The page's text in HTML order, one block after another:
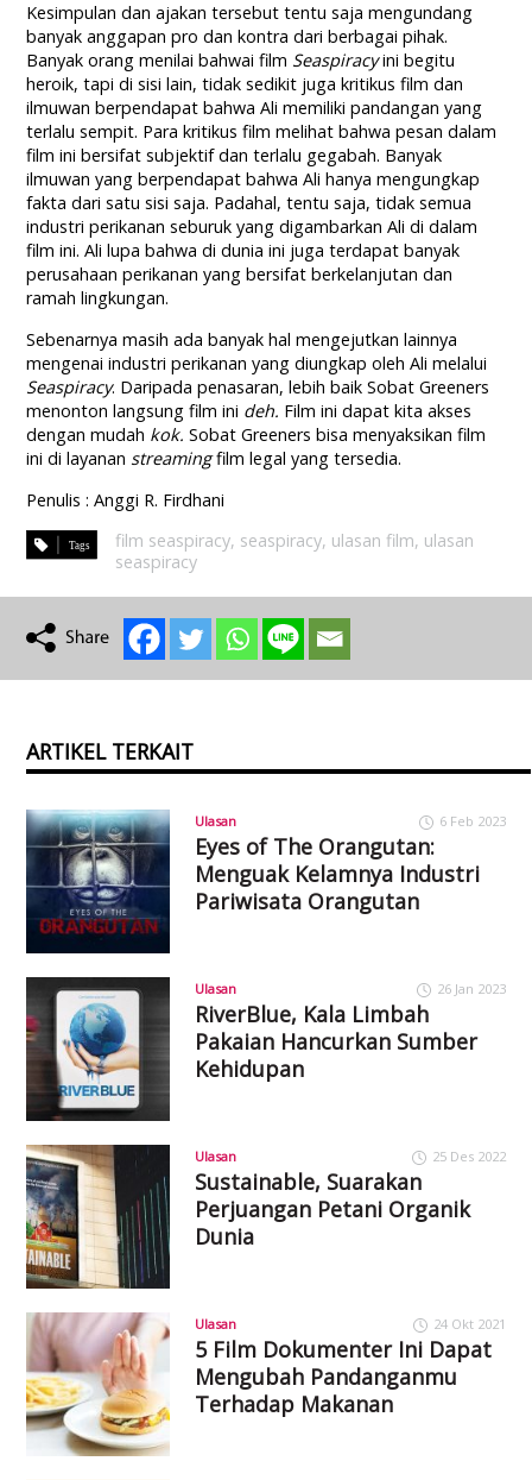
Kesimpulan dan ajakan tersebut tentu saja mengundang
banyak anggapan pro dan kontra dari berbagai pihak.
Banyak orang menilai bahwai film Seaspiracyini begitu
heroik, tapi di sisi lain, tidak sedikit juga kritikus film dan
ilmuwan berpendapat bahwa Ali memiliki pandangan yang
terlalu sempit. Para kritikus film melihat bahwa pesan dalam
film ini bersifat subjektif dan terlalu gegabah. Banyak
ilmuwan yang berpendapat bahwa Ali hanya mengungkap
fakta dari satu sisi saja. Padahal, tentu saja, tidak semua
industri perikanan seburuk yang digambarkan Ali di dalam
film ini. Ali lupa bahwa di dunia ini juga terdapat banyak
perusahaan perikanan yang bersifat berkelanjutan dan
ramah lingkungan.
Sebenarnya masih ada banyak hal mengejutkan lainnya
mengenai industri perikanan yang diungkap oleh Ali melalui
Seaspiracy. Daripada penasaran, lebih baik Sobat Greeners
menonton langsung film ini deh. Film ini dapat kita akses
dengan mudah kok.Sobat Greeners bisa menyaksikan film
ini di layanan streamingfilm legal yang tersedia.
Penulis : Anggi R. Firdhani
film seaspiracy, seaspiracy, ulasan film, ulasan
seaspiracy
ARTIKEL TERKAIT
Ulasan 6 Feb 2023
Eyes of The Orangutan:
Menguak Kelamnya Industri
Pariwisata Orangutan
Ulasan 26 Jan 2023
RiverBlue, Kala Limbah
Pakaian Hancurkan Sumber
Kehidupan
Ulasan 25 Des 2022
Sustainable, Suarakan
Perjuangan Petani Organik
Dunia
Ulasan 24 Okt 2021
5 Film Dokumenter Ini Dapat
Mengubah Pandanganmu
Terhadap Makanan